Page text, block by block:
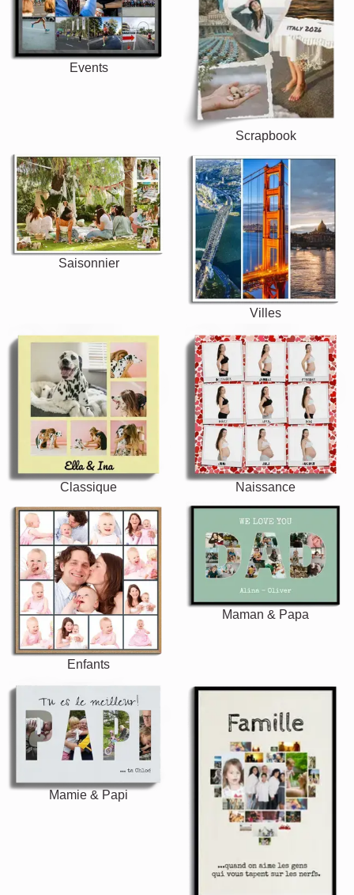
Events
Scrapbook
Saisonnier
Villes
Classique Naissance
Enfants
Maman & Papa
Mamie & Papi